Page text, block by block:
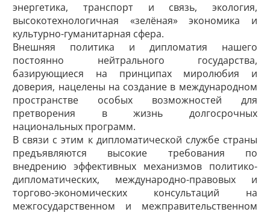
энергетика, транспорт и связь, экология,
высокотехнологичная «зелёная» экономика и
культурно-гуманитарная сфера.
Внешняя политика и дипломатия нашего
постоянно нейтрального государства,
базирующиеся на принципах миролюбия и
доверия, нацелены на создание в международном
пространстве особых возможностей для
претворения в жизнь долгосрочных
национальных программ.
В связи с этим к дипломатической службе страны
предъявляются высокие требования по
внедрению эффективных механизмов политико-
дипломатических, международно-правовых и
торгово-экономических консультаций на
межгосударственном и межправительственном